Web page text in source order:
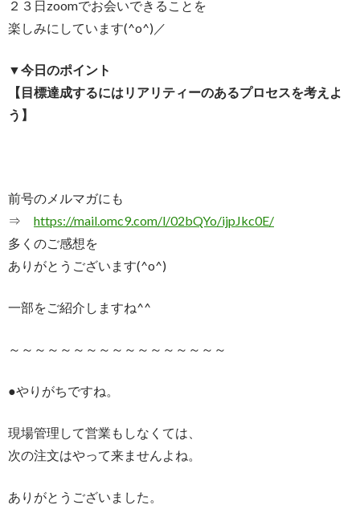
２３日zoomでお会いできることを
楽しみにしています(^o^)／
▼今日のポイント
【目標達成するにはリアリティーのあるプロセスを考えよ
う】
前号のメルマガにも
⇒ https://mail.omc9.com/l/02bQYo/ijpJkc0E/
多くのご感想を
ありがとうございます(^o^)
一部をご紹介しますね^^
～～～～～～～～～～～～～～～～～
●やりがちですね。
現場管理して営業もしなくては、
次の注文はやって来ませんよね。
ありがとうございました。